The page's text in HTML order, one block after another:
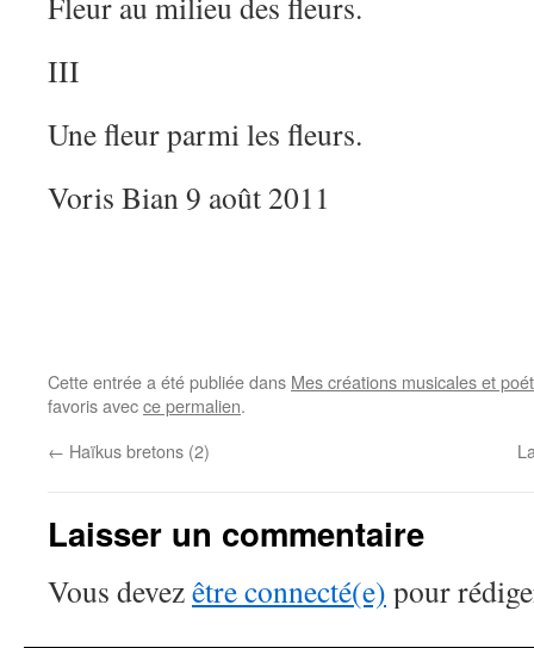
III
Une fleur parmi les fleurs.
Voris Bian 9 août 2011
Cette entrée a été publiée dans Mes créations musicales et
favoris avecce permalien.
← Haïkus bretons (2)
Laisser un commentaire
Vous devezêtre connecté(e) pour